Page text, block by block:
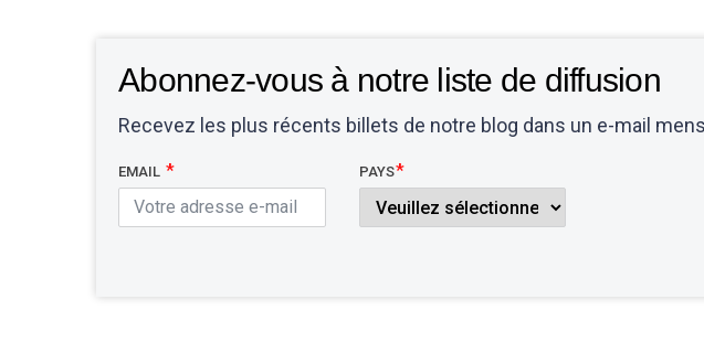
Abonnez-vous à notre liste de diffusion
Recevez les plus récents billets de notre blog dans un e-mail
EMAIL PAYS